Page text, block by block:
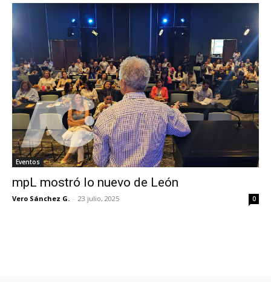
Eventos
mpL mostró lo nuevo de León
Vero Sánchez G. - 23 julio, 2025 0